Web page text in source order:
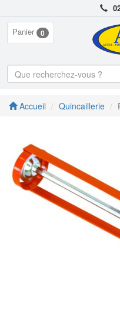
Panier 0
Accueil Quincaillerie